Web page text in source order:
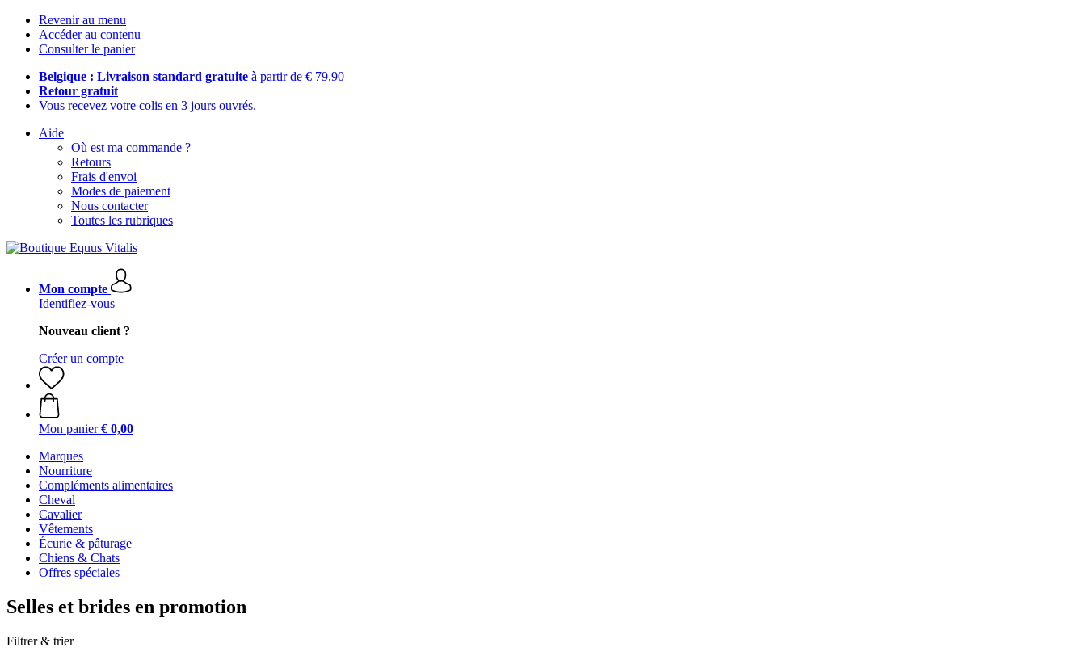
Revenir au menu
Accéder au contenu
Consulter le panier
Belgique : Livraison standard gratuite à partir de € 79,90
Retour gratuit
Vous recevez votre colis en 3 jours ouvrés.
Aide
Où est ma commande ?
Retours
Frais d'envoi
Modes de paiement
Nous contacter
Toutes les rubriques
Mon compte
Identifiez-vous
Nouveau client ?
Créer un compte
Mon panier € 0,00
Marques
Nourriture
Compléments alimentaires
Cheval
Cavalier
Vêtements
Écurie & pâturage
Chiens & Chats
Offres spéciales
Selles et brides en promotion
Filtrer & trier